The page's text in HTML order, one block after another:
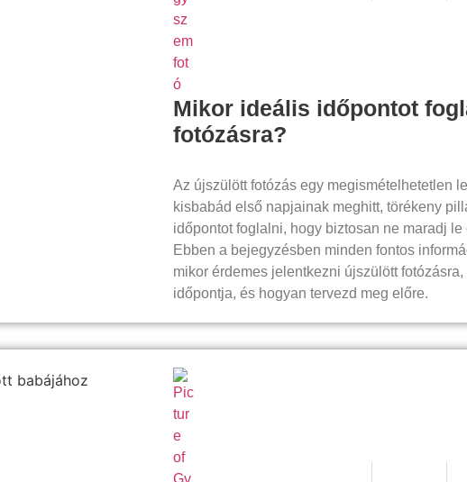
Mikor ideális időpontot
fotózásra?
Az újszülött fotózás egy megismételhetetlen
kisbabád első napjainak meghitt, törékeny
időpontot foglalni, hogy biztosan ne maradj
Ebben a bejegyzésben minden fontos
mikor érdemes jelentkezni újszülött
időpontja, és hogyan tervezd meg előre.